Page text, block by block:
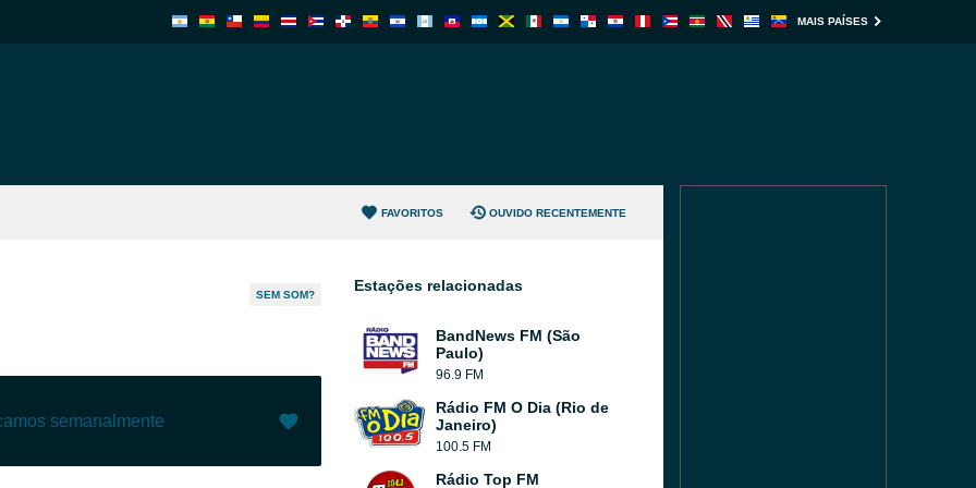
MAIS PAÍSES
FAVORITOS OUVIDO RECENTEMENTE
SEM SOM?
semanalmente
Estações relacionadas
BandNews FM (São
Paulo)
96.9 FM
Rádio FM O Dia (Rio de
Janeiro)
100.5 FM
Rádio Top FM